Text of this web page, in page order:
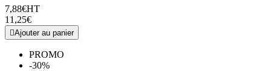
7,88€HT
11,25€
Ajouter au panier
PROMO
-30%